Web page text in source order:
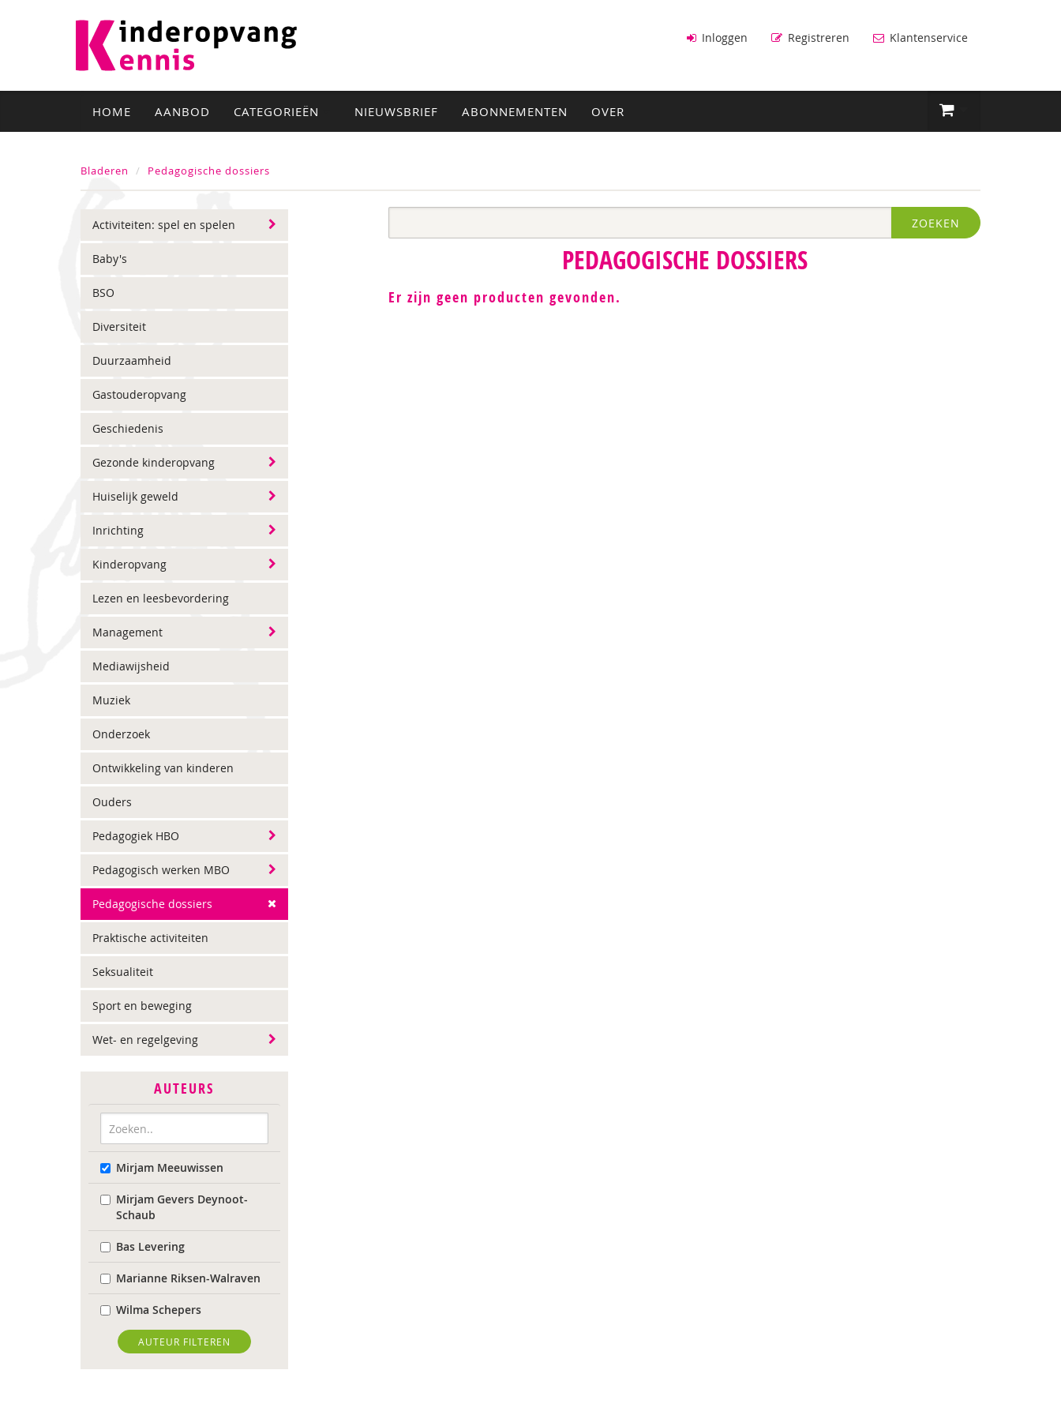
Inloggen Registreren Klantenservice
HOME AANBOD CATEGORIEËN NIEUWSBRIEF ABONNEMENTEN OVER
Bladeren Pedagogische dossiers
Activiteiten: spel en spelen
Baby's
BSO
Diversiteit
Duurzaamheid
Gastouderopvang
Geschiedenis
Gezonde kinderopvang
Huiselijk geweld
Inrichting
Kinderopvang
Lezen en leesbevordering
Management
Mediawijsheid
Muziek
Onderzoek
Ontwikkeling van kinderen
Ouders
Pedagogiek HBO
Pedagogisch werken MBO
Pedagogische dossiers
Praktische activiteiten
Seksualiteit
Sport en beweging
Wet- en regelgeving
AUTEURS
Mirjam Meeuwissen
Mirjam Gevers Deynoot-
Schaub
Bas Levering
Marianne Riksen-Walraven
Wilma Schepers
AUTEUR FILTEREN
ZOEKEN
PEDAGOGISCHE DOSSIERS
Er zijn geen producten gevonden.